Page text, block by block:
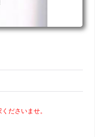
ださいませ。